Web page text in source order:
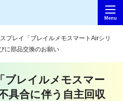
プレイ「ブレイルメモスマートAirシリ
に部品交換のお願い
ブレイルメモスマー
具合に伴う自主回収